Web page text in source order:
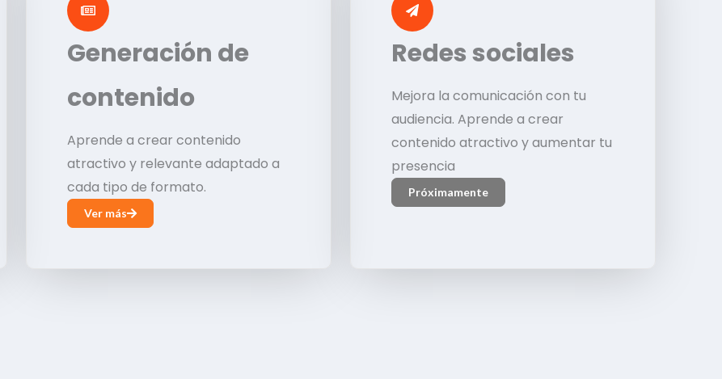
Generación de
contenido
Aprende a crear contenido
atractivo y relevante adaptado a
cada tipo de formato.
Ver más
Redes sociales
Mejora la comunicación con tu
audiencia. Aprende a crear
contenido atractivo y aumentar tu
presencia
Próximamente